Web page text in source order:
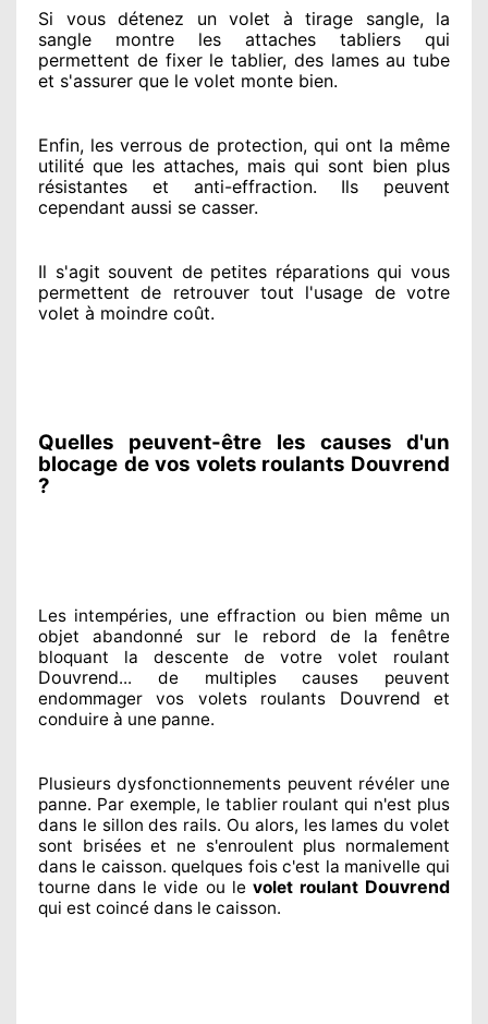
Si vous détenez un volet à tirage sangle, la
sangle montre les attaches tabliers qui
permettent de fixer le tablier, des lames au tube
et s'assurer que le volet monte bien.
Enfin, les verrous de protection, qui ont la même
utilité que les attaches, mais qui sont bien plus
résistantes et anti-effraction. Ils peuvent
cependant aussi se casser.
Il s'agit souvent de petites réparations qui vous
permettent de retrouver tout l'usage de votre
volet à moindre coût.
Quelles peuvent-être les causes d'un
blocage de vos volets roulants Douvrend
?
Les intempéries, une effraction ou bien même un
objet abandonné sur le rebord de la fenêtre
bloquant la descente de votre volet roulant
Douvrend... de multiplescauses peuvent
endommager vos volets roulants Douvrend et
conduire à une panne.
Plusieurs dysfonctionnements peuvent révélerune
panne. Par exemple, le tablier roulant qui n'est plus
dans le sillon des rails. Ou alors, les lames du volet
sont briséeset ne s'enroulent plus normalement
dans le caisson. quelques foisc'est la manivelle qui
tourne dans le vide ou le volet roulant Douvrend
qui est coincé dans le caisson.